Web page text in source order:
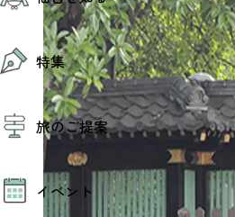
エリアガイド
お知らせ
お得なチケット
仙台の魅力
エリアガイド
復興に向けて
仙台観光PR動画ライブラリー
仙台から行く東北周遊旅
伝統的工芸品
特集
特集
夜時間トピックス
旅のご提案
モデルコース
AIおまかせコース
オリジナルプラン
イベント